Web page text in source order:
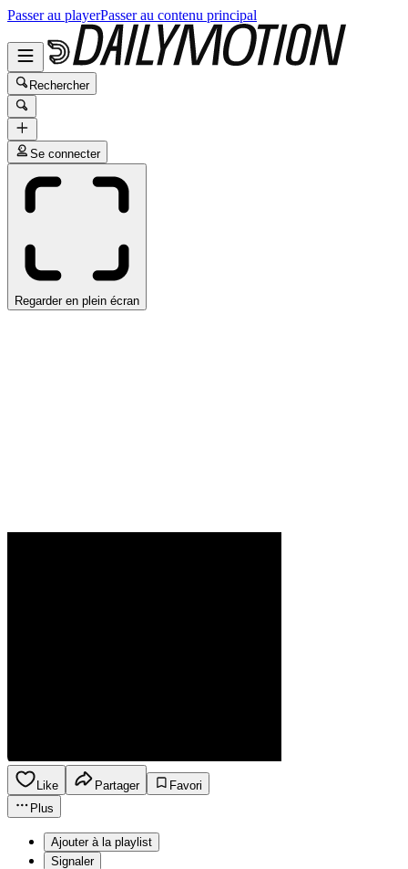
Passer au playerPasser au contenu principal
Rechercher
Se connecter
Regarder en plein écran
Like Partager
Favori
Plus
Ajouter à la playlist
Signaler